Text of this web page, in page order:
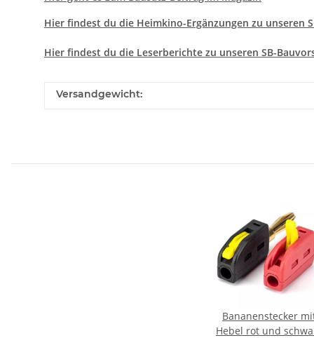
Hier findest du die Heimkino-Ergänzungen zu unseren
Hier findest du die Leserberichte zu unseren SB-
Versandgewicht:
Bananenstecker
Hebel rot und